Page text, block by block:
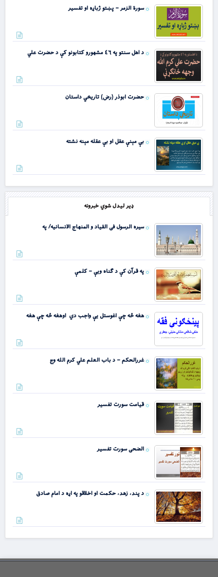
سورة الزمر – پښتو ژباړه او تفسیر
د اهل سنتو په ٤٦ مشهورو کتابونو کې د حضرت علي
حضرت ابوذر (رض) تاریخي داستان
بې مېنې عقل او بې عقله مېنه نشته
د حقیقي خوند، رښتینولۍ او ریښتیا د ترلاسه کېد
غافر سورت – ژباړه او تفسیر
د اشراق او عرفان په رڼا کې د معرفت او ابدي حی
ډیر لیدل شوي خبرونه
سيره الرسول فى القياد و المنهاج الانسانيه/ په
په قرآن کې د ګناه ویې – کلمې
هغه څه چې اغوستل يې واجب دي اوهغه څه چې هغه
غررالحکم – د باب العلم علي کرم الله وج
قیامت سورت تفسیر
الضحی سورت تفسیر
د پند، زهد، حکمت او اخلاقو په اړه د امام صادق
د خدای عرفان مې وشو په عرفان د محمد – پ